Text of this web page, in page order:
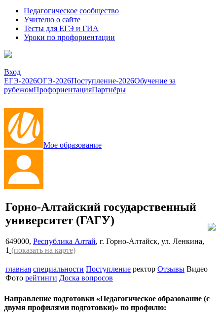
Педагогическое сообщество
Учителю о сайте
Тесты для ЕГЭ и ГИА
Уроки по профориентации
Вход
ЕГЭ-2026ОГЭ-2026Поступление-2026Обучение за
рубежомПрофориентацияПартнёры
Мое образование
Горно-Алтайский государственный
университет (ГАГУ)
649000, Республика Алтай, г. Горно-Алтайск, ул. Ленкина,
1 (показать на карте)
главная специальности Поступление ректор Отзывы Видео
Фото рейтинги Доска вопросов
Направление подготовки «Педагогическое образование (с
двумя профилями подготовки)» по профилю: